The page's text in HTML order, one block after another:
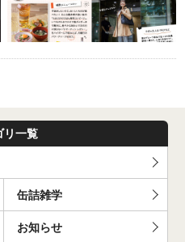
リ一覧
缶詰雑学
お知らせ